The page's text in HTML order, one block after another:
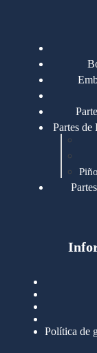
Partes de
Política de